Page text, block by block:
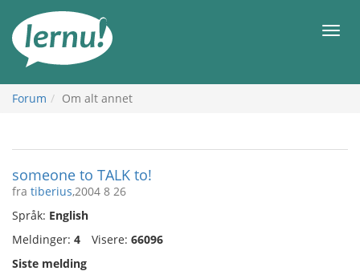
innholdet
Meny
Forum Om alt annet
someone to TALK to!
fra tiberius,2004 8 26
Språk: English
Meldinger: 4 Visere: 66096
Siste melding